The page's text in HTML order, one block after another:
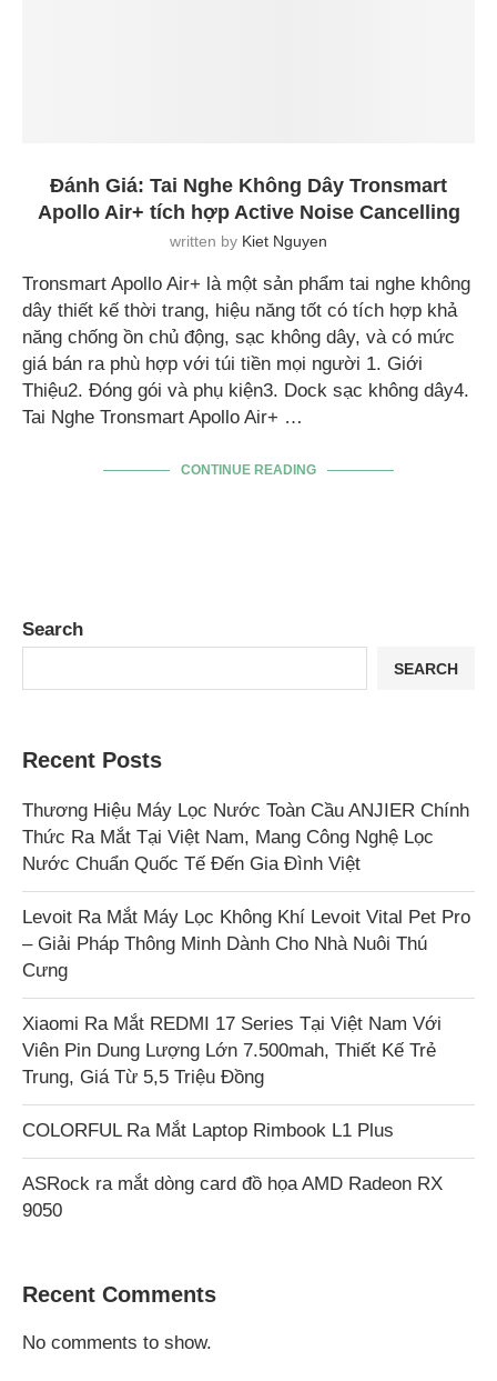
Đánh Giá: Tai Nghe Không Dây Tronsmart
Apollo Air+ tích hợp Active Noise Cancelling
written by Kiet Nguyen
Tronsmart Apollo Air+ là một sản phẩm tai nghe không
dây thiết kế thời trang, hiệu năng tốt có tích hợp khả
năng chống ồn chủ động, sạc không dây, và có mức
giá bán ra phù hợp với túi tiền mọi người 1. Giới
Thiệu2. Đóng gói và phụ kiện3. Dock sạc không dây4.
Tai Nghe Tronsmart Apollo Air+ …
CONTINUE READING
Search
SEARCH
Recent Posts
Thương Hiệu Máy Lọc Nước Toàn Cầu ANJIER Chính
Thức Ra Mắt Tại Việt Nam, Mang Công Nghệ Lọc
Nước Chuẩn Quốc Tế Đến Gia Đình Việt
Levoit Ra Mắt Máy Lọc Không Khí Levoit Vital Pet Pro
– Giải Pháp Thông Minh Dành Cho Nhà Nuôi Thú
Cưng
Xiaomi Ra Mắt REDMI 17 Series Tại Việt Nam Với
Viên Pin Dung Lượng Lớn 7.500mah, Thiết Kế Trẻ
Trung, Giá Từ 5,5 Triệu Đồng
COLORFUL Ra Mắt Laptop Rimbook L1 Plus
ASRock ra mắt dòng card đồ họa AMD Radeon RX
9050
Recent Comments
No comments to show.